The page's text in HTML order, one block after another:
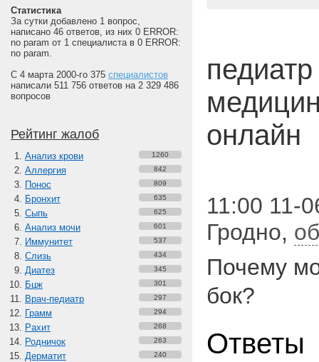
Статистика
За сутки добавлено 1 вопрос,
написано 46 ответов, из них 0 ERROR:
no param от 1 специалиста в 0 ERROR:
no param.
С 4 марта 2000-го 375 специалистов
написали 511 756 ответов на 2 329 486
вопросов
Рейтинг жалоб
Анализ крови 1260
Аллергия 842
Понос 809
Бронхит 635
Сыпь 625
Анализ мочи 601
Иммунитет 537
Слизь 434
Диатез 345
Бцж 301
Врач-педиатр 297
Грамм 294
Рахит 268
Родничок 263
Дерматит 240
онлайн
11:00 11-
Гродно,
Почему
бок?
Ответы